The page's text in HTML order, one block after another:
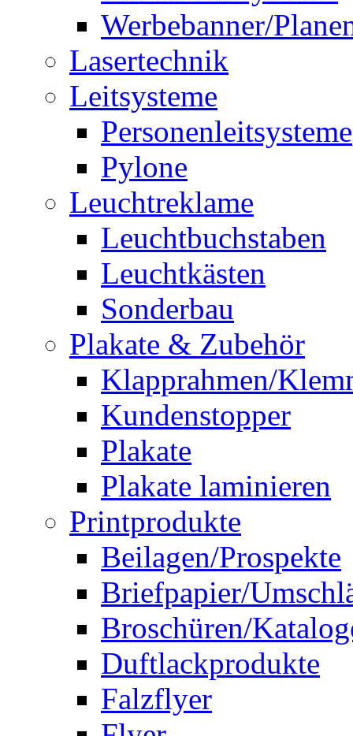
Werbebanner/
Lasertechnik
Leitsysteme
Personenleitsysteme
Pylone
Leuchtreklame
Leuchtbuchstaben
Leuchtkästen
Sonderbau
Plakate & Zubehör
Klapprahmen/
Kundenstopper
Plakate
Plakate laminieren
Printprodukte
Beilagen/Prospekte
Briefpapier/
Broschüren/
Duftlackprodukte
Falzflyer